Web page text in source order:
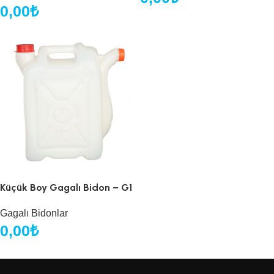
0,00₺
Küçük Boy Gagalı Bidon – G1
Gagalı Bidonlar
0,00₺